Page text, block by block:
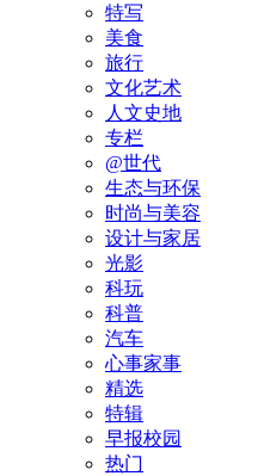
特写
美食
旅行
文化艺术
人文史地
专栏
@世代
生态与环保
时尚与美容
设计与家居
光影
科玩
科普
汽车
心事家事
精选
特辑
早报校园
热门